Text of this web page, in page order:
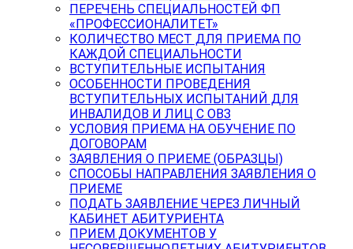
ПЕРЕЧЕНЬ СПЕЦИАЛЬНОСТЕЙ ФП
«ПРОФЕССИОНАЛИТЕТ»
КОЛИЧЕСТВО МЕСТ ДЛЯ ПРИЕМА ПО
КАЖДОЙ СПЕЦИАЛЬНОСТИ
ВСТУПИТЕЛЬНЫЕ ИСПЫТАНИЯ
ОСОБЕННОСТИ ПРОВЕДЕНИЯ
ВСТУПИТЕЛЬНЫХ ИСПЫТАНИЙ ДЛЯ
ИНВАЛИДОВ И ЛИЦ С ОВЗ
УСЛОВИЯ ПРИЕМА НА ОБУЧЕНИЕ ПО
ДОГОВОРАМ
ЗАЯВЛЕНИЯ О ПРИЕМЕ (ОБРАЗЦЫ)
СПОСОБЫ НАПРАВЛЕНИЯ ЗАЯВЛЕНИЯ О
ПРИЕМЕ
ПОДАТЬ ЗАЯВЛЕНИЕ ЧЕРЕЗ ЛИЧНЫЙ
КАБИНЕТ АБИТУРИЕНТА
ПРИЕМ ДОКУМЕНТОВ У